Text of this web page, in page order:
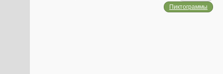
Пиктограммы